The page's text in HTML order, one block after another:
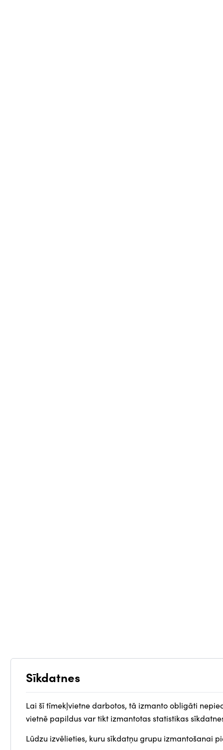
Sīkdatnes
Lai šī tīmekļvietne darbotos, tā izmanto obligāti
vietnē papildus var tikt izmantotas statistikas
Lūdzu izvēlieties, kuru sīkdatņu grupu izmantošanai